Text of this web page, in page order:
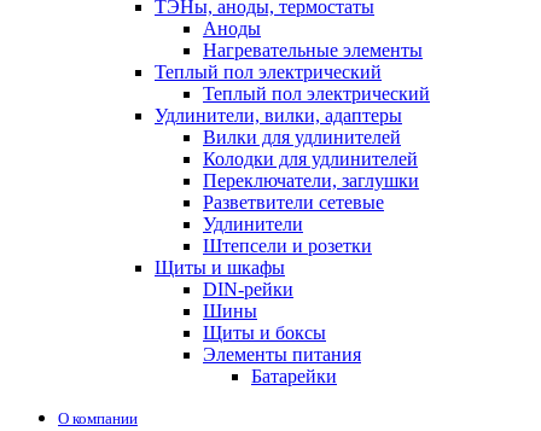
ТЭНы, аноды, термостаты
Аноды
Нагревательные элементы
Теплый пол электрический
Теплый пол электрический
Удлинители, вилки, адаптеры
Вилки для удлинителей
Колодки для удлинителей
Переключатели, заглушки
Разветвители сетевые
Удлинители
Штепсели и розетки
Щиты и шкафы
DIN-рейки
Шины
Щиты и боксы
Элементы питания
Батарейки
О компании